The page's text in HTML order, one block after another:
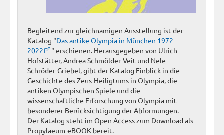
Begleitend zur gleichnamigen Ausstellung ist der
Katalog "Das antike Olympia in München 1972-
2022
" erschienen. Herausgegeben von Ulrich
Hofstätter, Andrea Schmölder-Veit und Nele
Schröder-Griebel, gibt der Katalog Einblick in die
Geschichte des Zeus-Heiligtums in Olympia, die
antiken Olympischen Spiele und die
wissenschaftliche Erforschung von Olympia mit
besonderer Berücksichtigung der Abformungen.
Der Katalog steht im Open Access zum Download als
Propylaeum-eBOOK bereit.